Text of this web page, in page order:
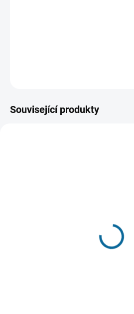
Související produkty